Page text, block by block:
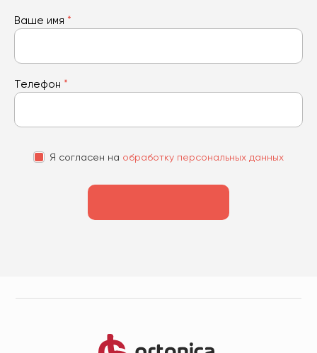
Ваше имя *
Телефон *
Я согласен на обработку персональных данных